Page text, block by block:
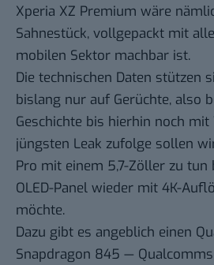
Xperia XZ Premium wäre
Sahnestück, vollgepackt mit
mobilen Sektor machbar ist.
Die technischen Daten stützen
bislang nur auf Gerüchte, also
Geschichte bis hierhin noch mit
jüngsten Leak zufolge sollen
Pro mit einem 5,7-Zöller zu tun
OLED-Panel wieder mit 4K-
möchte.
Dazu gibt es angeblich einen
Snapdragon 845 —